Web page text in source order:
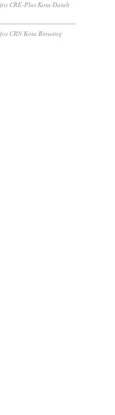
CRE-Plus Kota Datah
CRN Kota Binuang